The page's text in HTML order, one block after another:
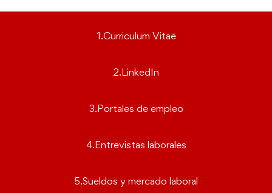
1.Curriculum Vitae
2.LinkedIn
3.Portales de empleo
4.Entrevistas laborales
5.Sueldos y mercado laboral